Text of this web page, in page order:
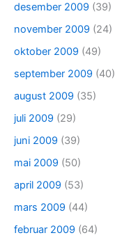
desember 2009 (39)
november 2009 (24)
oktober 2009 (49)
september 2009 (40)
august 2009 (35)
juli 2009 (29)
juni 2009 (39)
mai 2009 (50)
april 2009 (53)
mars 2009 (44)
februar 2009 (64)